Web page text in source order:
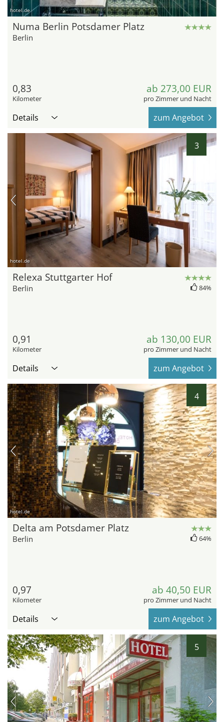
hotel.de
Numa Berlin Potsdamer Platz
Berlin
0,83
Kilometer
ab 273,00 EUR
pro Zimmer und Nacht
Details zum Angebot
3
hotel.de
Relexa Stuttgarter Hof
Berlin 84%
0,91
Kilometer
ab 130,00 EUR
pro Zimmer und Nacht
Details zum Angebot
4
hotel.de
Delta am Potsdamer Platz
Berlin 64%
0,97
Kilometer
ab 40,50 EUR
pro Zimmer und Nacht
Details zum Angebot
5